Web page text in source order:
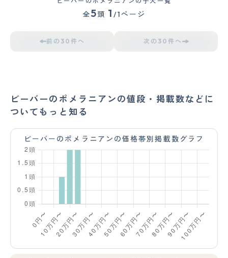
全5頭 1 /1ページ
前の30件へ 次の30件へ
ビーバーのポメラニアンの値段・掲載数などに
ついてもっと知る
ビーバーのポメラニアンの価格帯別掲載数グラフ